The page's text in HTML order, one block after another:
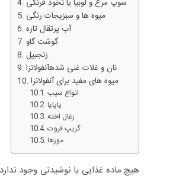
سوپ مرغ و لوبیا یا نخود فرنگی
میوه ها و سبزیجات رنگی
آب پرتقال تازه
گوشت گاو
زنجبیل
نان و غلات غنی شدهآنفولانزا
میوه های مفید برای آنفولانزا
انواع سیب
پاپایا
زغال اخته
گریپ فروت
موزها
هیچ ماده غذایی یا نوشیدنی وجود
+ویدئو زگیل تناسلی از